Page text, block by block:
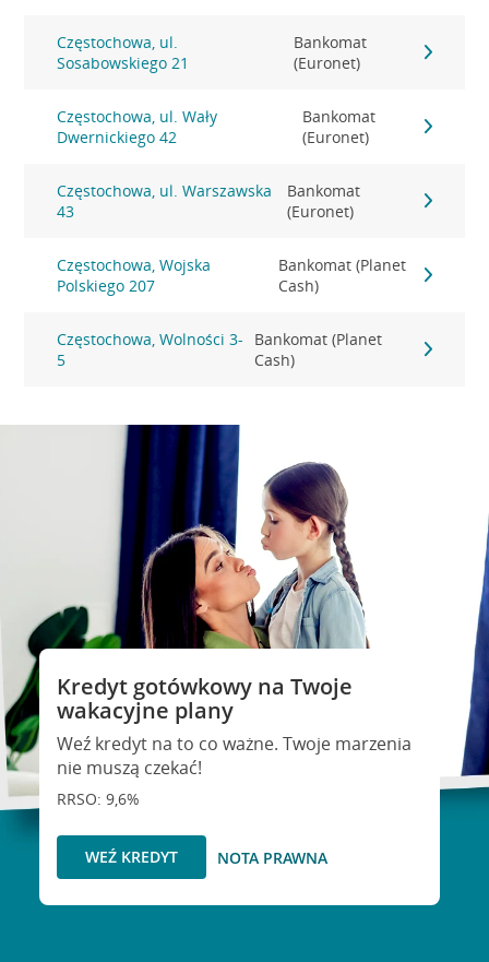
Częstochowa, ul.
Sosabowskiego 21
Bankomat
(Euronet)
Częstochowa, ul. Wały
Dwernickiego 42
Bankomat
(Euronet)
Częstochowa, ul. Warszawska
43
Bankomat
(Euronet)
Częstochowa, Wojska
Polskiego 207
Bankomat (Planet
Cash)
Częstochowa, Wolności 3-
5
Bankomat (Planet
Cash)
Kredyt gotówkowy na Twoje
wakacyjne plany
Weź kredyt na to co ważne. Twoje marzenia
nie muszą czekać!
RRSO: 9,6%
WEŹ KREDYT NOTA PRAWNA